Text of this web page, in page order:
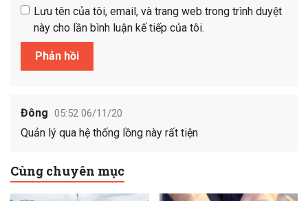
Lưu tên của tôi, email, và trang web trong trình duyệt
này cho lần bình luận kế tiếp của tôi.
Đông 05:52 06/11/20
Quản lý qua hệ thống lồng này rất tiện
Cùng chuyên mục